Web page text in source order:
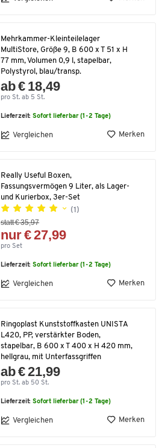
Mehrkammer-Kleinteilelager
MultiStore, Größe 9, B 600 x T 51 x H
77 mm, Volumen 0,9 l, stapelbar,
Polystyrol, blau/transp.
ab € 18,49
pro St. ab 5 St.
Lieferzeit:Sofort lieferbar (1-2 Tage)
Vergleichen Merken
Really Useful Boxen,
Fassungsvermögen 9 Liter, als Lager-
und Kurierbox, 3er-Set
(1)
statt € 35,97
nur € 27,99
pro Set
Lieferzeit:Sofort lieferbar (1-2 Tage)
Vergleichen Merken
Ringoplast Kunststoffkasten UNISTA
L420, PP, verstärkter Boden,
stapelbar, B 600 x T 400 x H 420 mm,
hellgrau, mit Unterfassgriffen
ab € 21,99
pro St. ab 50 St.
Lieferzeit:Sofort lieferbar (1-2 Tage)
Vergleichen Merken